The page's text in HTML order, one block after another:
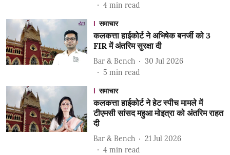
4 min read
समाचार
कलकत्ता हाईकोर्ट ने अभिषेक बनर्जी को 3
FIR में अंतरिम सुरक्षा दी
Bar & Bench
30 Jul 2026
5 min read
समाचार
कलकत्ता हाईकोर्ट ने हेट स्पीच मामले में
टीएमसी सांसद महुआ मोइत्रा को अंतरिम राहत
दी
Bar & Bench
21 Jul 2026
4 min read